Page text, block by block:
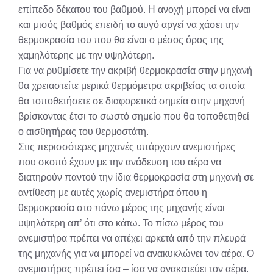
επίπεδο δέκατου του βαθμού. Η ανοχή μπορεί να είναι
και μισός βαθμός επειδή το αυγό αργεί να χάσει την
θερμοκρασία του που θα είναι ο μέσος όρος της
χαμηλότερης με την υψηλότερη.
Για να ρυθμίσετε την ακριβή θερμοκρασία στην μηχανή
θα χρειαστείτε μερικά θερμόμετρα ακριβείας τα οποία
θα τοποθετήσετε σε διαφορετικά σημεία στην μηχανή
βρίσκοντας έτσι το σωστό σημείο που θα τοποθετηθεί
ο αισθητήρας του θερμοστάτη.
Στις περισσότερες μηχανές υπάρχουν ανεμιστήρες
που σκοπό έχουν με την ανάδευση του αέρα να
διατηρούν παντού την ίδια θερμοκρασία στη μηχανή σε
αντίθεση με αυτές χωρίς ανεμιστήρα όπου η
θερμοκρασία στο πάνω μέρος της μηχανής είναι
υψηλότερη απ’ ότι στο κάτω. Το πίσω μέρος του
ανεμιστήρα πρέπει να απέχει αρκετά από την πλευρά
της μηχανής για να μπορεί να ανακυκλώνει τον αέρα. Ο
ανεμιστήρας πρέπει ίσα – ίσα να ανακατεύει τον αέρα.